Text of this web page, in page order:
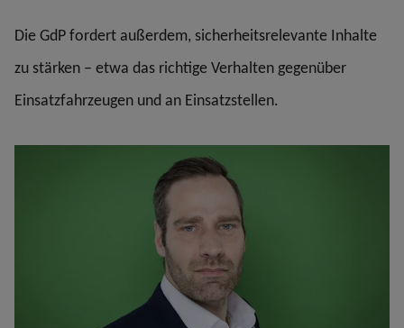
Die GdP fordert außerdem, sicherheitsrelevante Inhalte
zu stärken – etwa das richtige Verhalten gegenüber
Einsatzfahrzeugen und an Einsatzstellen.